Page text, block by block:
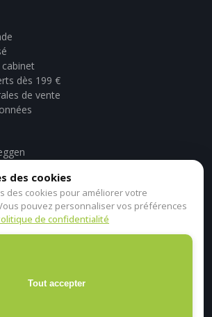
dès 199 €
de vente
des cookies
des cookies pour améliorer votre
pouvez personnaliser vos préférences
de confidentialité
Tout accepter